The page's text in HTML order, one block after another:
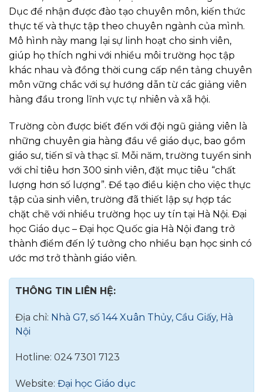
Dục để nhận được đào tạo chuyên môn, kiến thức
thực tế và thực tập theo chuyên ngành của mình.
Mô hình này mang lại sự linh hoạt cho sinh viên,
giúp họ thích nghi với nhiều môi trường học tập
khác nhau và đồng thời cung cấp nền tảng chuyên
môn vững chắc với sự hướng dẫn từ các giảng viên
hàng đầu trong lĩnh vực tự nhiên và xã hội.
Trường còn được biết đến với đội ngũ giảng viên là
những chuyên gia hàng đầu về giáo dục, bao gồm
giáo sư, tiến sĩ và thạc sĩ. Mỗi năm, trường tuyển sinh
với chỉ tiêu hơn 300 sinh viên, đặt mục tiêu “chất
lượng hơn số lượng”. Để tạo điều kiện cho việc thực
tập của sinh viên, trường đã thiết lập sự hợp tác
chặt chẽ với nhiều trường học uy tín tại Hà Nội. Đại
học Giáo dục – Đại học Quốc gia Hà Nội đang trở
thành điểm đến lý tưởng cho nhiều bạn học sinh có
ước mơ trở thành giáo viên.
THÔNG TIN LIÊN HỆ:
Địa chỉ: Nhà G7, số 144 Xuân Thủy, Cầu Giấy, Hà
Nội
Hotline: 024 7301 7123
Website: Đại học Giáo dục